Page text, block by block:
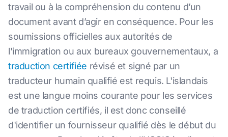
travail ou à la compréhension du contenu d’un
document avant d’agir en conséquence. Pour les
soumissions officielles aux autorités de
l'immigration ou aux bureaux gouvernementaux, a
traduction certifiée révisé et signé par un
traducteur humain qualifié est requis. L'islandais
est une langue moins courante pour les services
de traduction certifiés, il est donc conseillé
d'identifier un fournisseur qualifié dès le début du